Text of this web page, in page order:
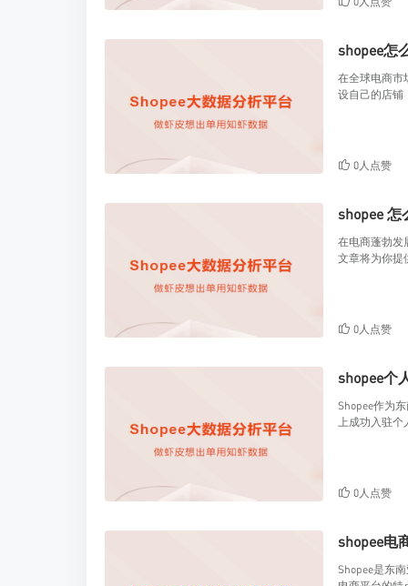
shopee怎
在全球电商市
设自己的店铺
0人点赞
shopee 怎
在电商蓬勃发
文章将为你提
0人点赞
shopee个
Shopee作为
上成功入驻个
0人点赞
shopee电
Shopee是东